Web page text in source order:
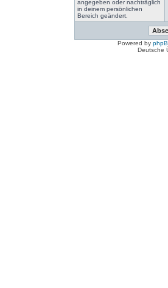
angegeben oder nachträglich
in deinem persönlichen
Bereich geändert.
Powered by
Deutsche